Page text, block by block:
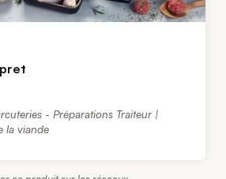
- Préparations Traiteur |
la viande